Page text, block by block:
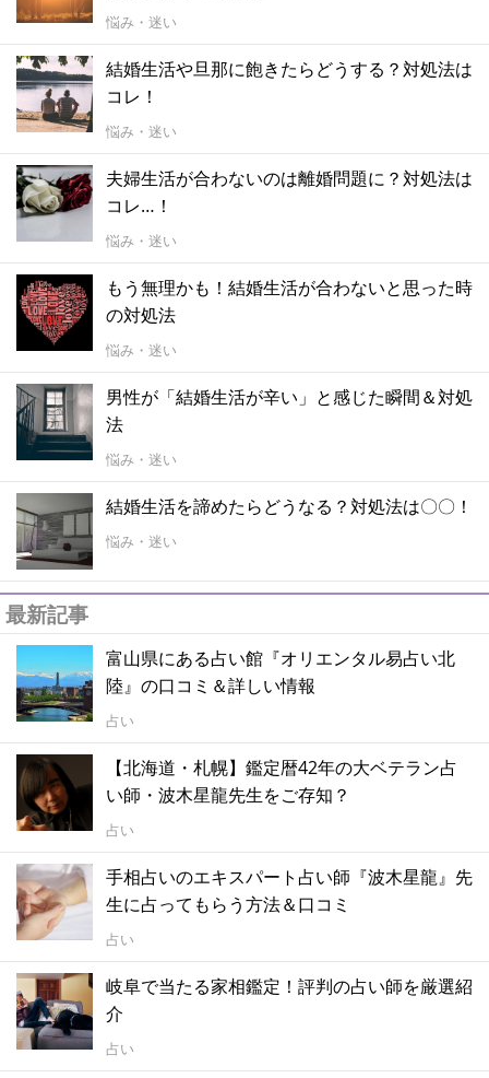
悩み・迷い
結婚生活や旦那に飽きたらどうする？対処法は
コレ！
悩み・迷い
夫婦生活が合わないのは離婚問題に？対処法は
コレ…！
悩み・迷い
もう無理かも！結婚生活が合わないと思った時
の対処法
悩み・迷い
男性が「結婚生活が辛い」と感じた瞬間＆対処
法
悩み・迷い
結婚生活を諦めたらどうなる？対処法は〇〇！
悩み・迷い
最新記事
富山県にある占い館『オリエンタル易占い北
陸』の口コミ＆詳しい情報
占い
【北海道・札幌】鑑定暦42年の大ベテラン占
い師・波木星龍先生をご存知？
占い
手相占いのエキスパート占い師『波木星龍』先
生に占ってもらう方法＆口コミ
占い
岐阜で当たる家相鑑定！評判の占い師を厳選紹
介
占い